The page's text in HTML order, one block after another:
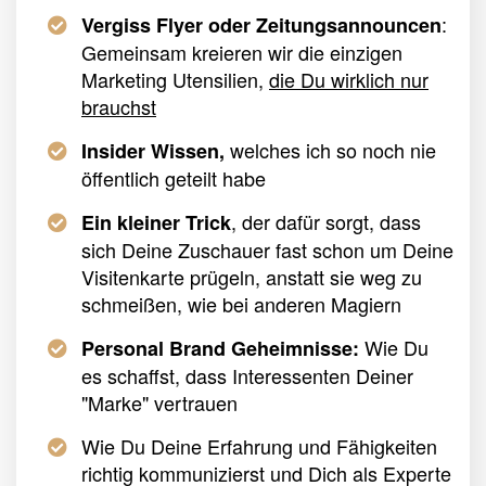
Vergiss Flyer oder Zeitungsannouncen:
Gemeinsam kreieren wir die einzigen
Marketing Utensilien, die Du wirklich nur
brauchst
InsiderWissen, welches ich so noch nie
öffentlich geteilt habe
Ein kleiner Trick, der dafür sorgt, dass
sich Deine Zuschauer fast schon um Deine
Visitenkarte prügeln, anstatt sie weg zu
schmeißen, wie bei anderen Magiern
Personal Brand Geheimnisse: Wie Du
es schaffst, dass Interessenten Deiner
"Marke" vertrauen
Wie Du Deine Erfahrung und Fähigkeiten
richtig kommunizierst und Dich als Experte